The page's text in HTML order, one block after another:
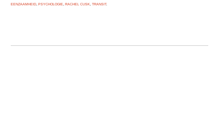
EENZAAMHEID,PSYCHOLOGIE,RACHEL CUSK,TRANSIT.